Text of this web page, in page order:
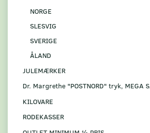
NORGE
SLESVIG
SVERIGE
ÅLAND
JULEMÆRKER
Dr. Margrethe "POSTNORD" tryk, MEGA
KILOVARE
RODEKASSER